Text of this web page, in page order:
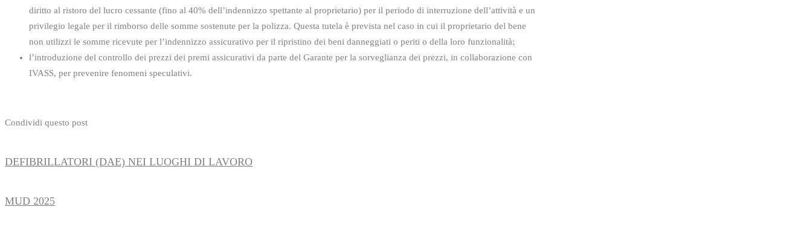
diritto al ristoro del lucro cessante (fino al 40% dell’indennizzo spettante al proprietario) per il periodo di interruzione dell’attività e un
privilegio legale per il rimborso delle somme sostenute per la polizza. Questa tutela è prevista nel caso in cui il proprietario del bene
non utilizzi le somme ricevute per l’indennizzo assicurativo per il ripristino dei beni danneggiati o periti o della loro funzionalità;
l’introduzione del controllo dei prezzi dei premi assicurativi da parte del Garante per la sorveglianza dei prezzi, in collaborazione con
IVASS, per prevenire fenomeni speculativi.
Condividi questo post
DEFIBRILLATORI (DAE) NEI LUOGHI DI LAVORO
MUD 2025